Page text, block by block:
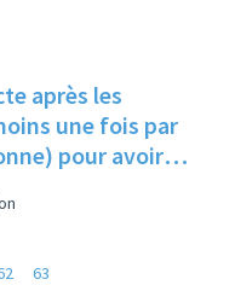
après les
une fois par
pour avoir
63